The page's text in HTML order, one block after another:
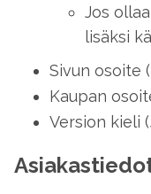
Jos
lisäksi
Sivun osoite (
Kaupan
Version kieli (